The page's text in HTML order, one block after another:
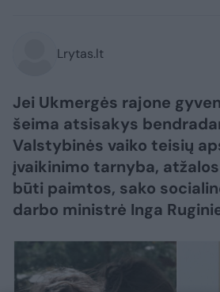
Lrytas.lt
Jei Ukmergės rajone
šeima atsisakys
Valstybinės vaiko teisių
įvaikinimo tarnyba,
būti paimtos, sako
darbo ministrė Inga